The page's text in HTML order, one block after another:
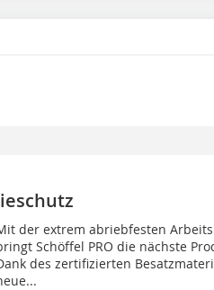
der extrem abriebfesten
Schöffel PRO die nächste
des zertifizierten